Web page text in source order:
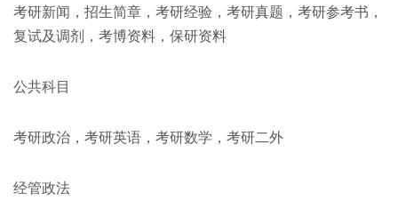
考研新闻，招生简章，考研经验，考研真题，考研参考书，
复试及调剂，考博资料，保研资料
公共科目
考研政治，考研英语，考研数学，考研二外
经管政法